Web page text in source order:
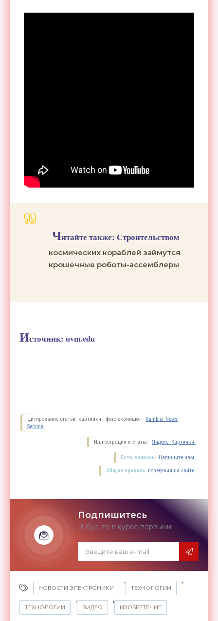
Читайте также: Строительством
космических кораблей займутся
крошечные роботы-ассемблеры
Источник: uvm.edu
Цитирование статьи, картинки - фото скриншот - Rambler News
Service.
Иллюстрация к статье - Яндекс. Картинки.
Есть вопросы. Напишите нам.
Общие правила поведения на сайте.
Подпишитесь
И будьте в курсе первыми!
НОВОСТИ ЭЛЕКТРОНИКИ
,
ТЕХНОЛОГИИ
,
ТЕХНОЛОГИИ
,
ВИДЕО
,
ИЗОБРЕТЕНИЕ